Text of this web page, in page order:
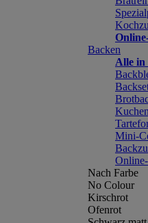
Backen
Alle in
Mini-
Nach Farbe
No Colour
Kirschrot
Ofenrot